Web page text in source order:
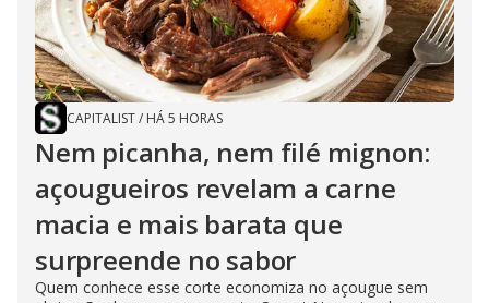
CAPITALIST/ HÁ 5 HORAS
Nem picanha, nem filé mignon:
açougueiros revelam a carne
macia e mais barata que
surpreende no sabor
Quem conhece esse corte economiza no açougue sem